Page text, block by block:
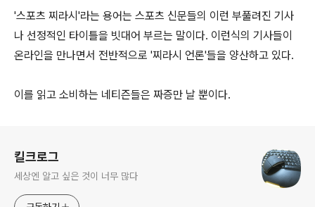
'스포츠 찌라시'라는 용어는 스포츠 신문들의 이런 부풀려진 기사
나 선정적인 타이틀을 빗대어 부르는 말이다. 이런식의 기사들이
온라인을 만나면서 전반적으로 '찌라시 언론'들을 양산하고 있다.
이를 읽고 소비하는 네티즌들은 짜증만 날 뿐이다.
킬크로그
세상엔 알고 싶은 것이 너무 많다